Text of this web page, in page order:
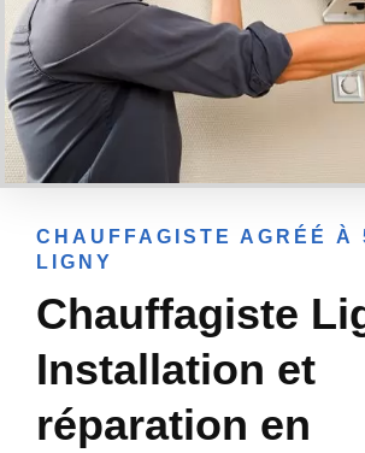
CHAUFFAGISTE AGRÉÉ À
LIGNY
Chauffagiste
Installation et
réparation en